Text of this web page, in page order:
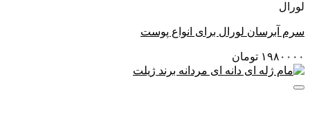
لورال
سرم آبرسان لورال برای انواع پوست
۱۹۸۰۰۰۰ تومان